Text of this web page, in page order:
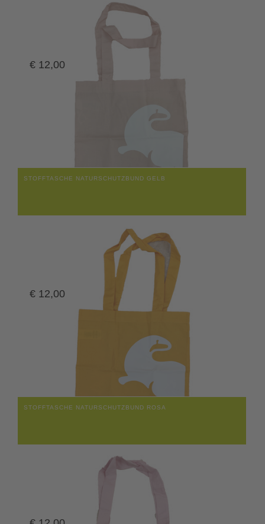
€ 12,00
STOFFTASCHE NATURSCHUTZBUND GELB
€ 12,00
STOFFTASCHE NATURSCHUTZBUND ROSA